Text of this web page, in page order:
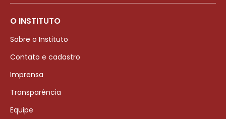
O INSTITUTO
Sobre o Instituto
Contato e cadastro
Imprensa
Transparência
Equipe